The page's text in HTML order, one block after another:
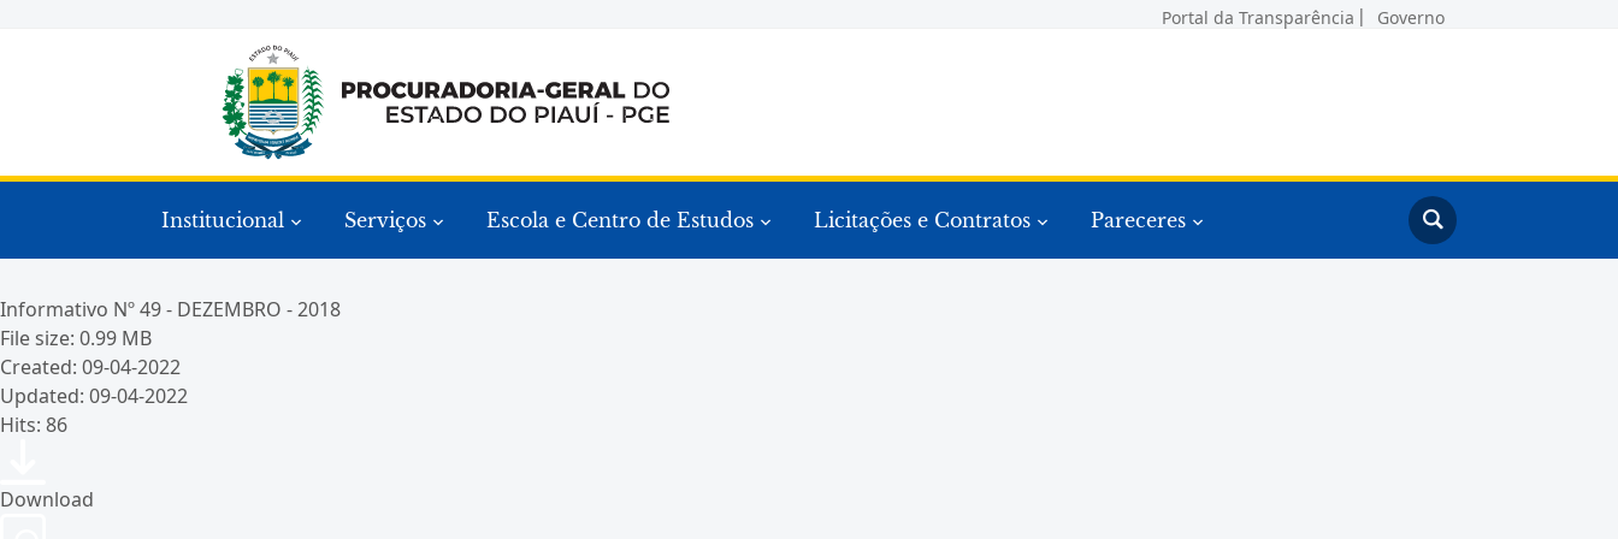
Portal da Transparência Governo
Institucional Serviços Escola e Centro de Estudos Licitações e Contratos Pareceres
Informativo Nº 49 - DEZEMBRO - 2018
File size: 0.99 MB
Created: 09-04-2022
Updated: 09-04-2022
Hits: 86
Download